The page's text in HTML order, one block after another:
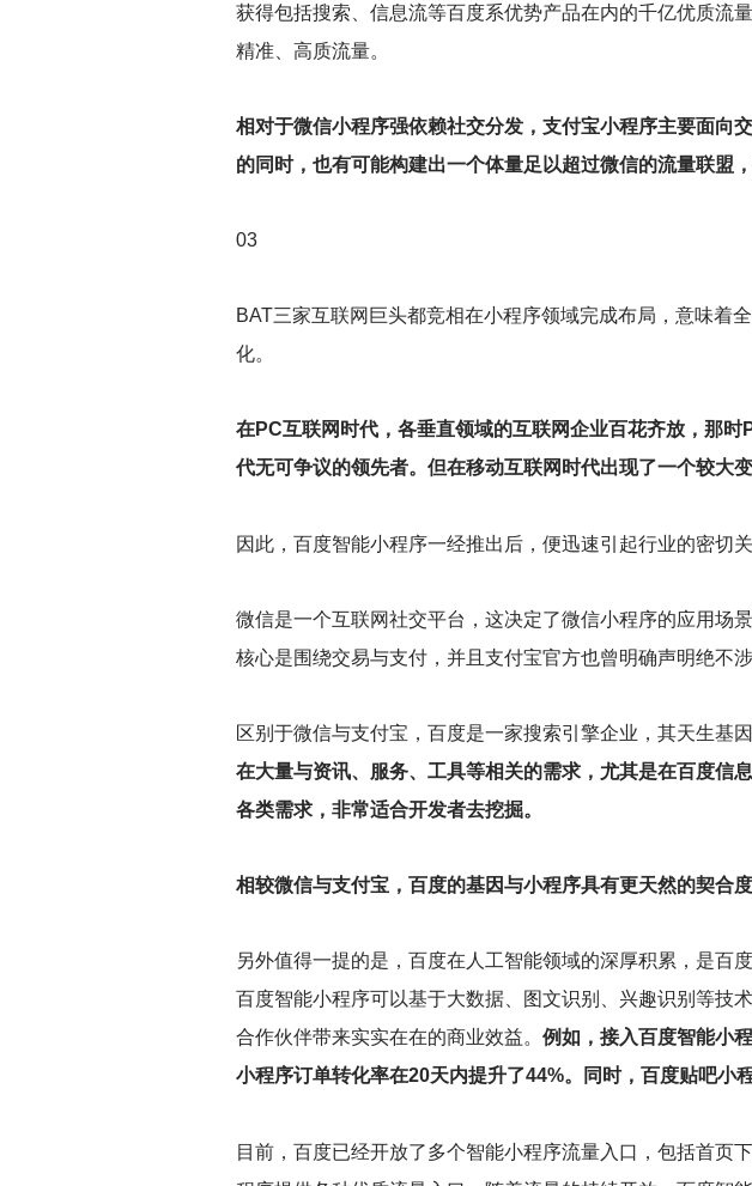
获得包括搜索、信息流等百度系优势产品在内的千亿优质流
精准、高质流量。
相对于微信小程序强依赖社交分发，支付宝小程序主要面向
的同时，也有可能构建出一个体量足以超过微信的流量联盟
03
BAT三家互联网巨头都竞相在小程序领域完成布局，意味着
化。
在PC互联网时代，各垂直领域的互联网企业百花齐放，那
代无可争议的领先者。但在移动互联网时代出现了一个较大
因此，百度智能小程序一经推出后，便迅速引起行业的密切
微信是一个互联网社交平台，这决定了微信小程序的应用场
核心是围绕交易与支付，并且支付宝官方也曾明确声明绝不
区别于微信与支付宝，百度是一家搜索引擎企业，其天生基
在大量与资讯、服务、工具等相关的需求，尤其是在百度信
各类需求，非常适合开发者去挖掘。
相较微信与支付宝，百度的基因与小程序具有更天然的契合度
另外值得一提的是，百度在人工智能领域的深厚积累，是百
百度智能小程序可以基于大数据、图文识别、兴趣识别等技
合作伙伴带来实实在在的商业效益。 例如，接入百度智能小
小程序订单转化率在20天内提升了44%。同时，百度贴吧小
目前，百度已经开放了多个智能小程序流量入口，包括首页